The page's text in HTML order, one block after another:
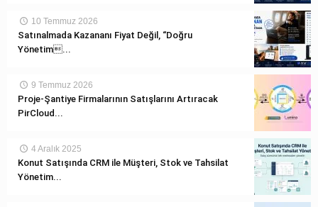
10 Temmuz 2026
Satınalmada Kazananı Fiyat Değil, “Doğru
Yönetim...
9 Temmuz 2026
Proje-Şantiye Firmalarının Satışlarını Artıracak
PirCloud...
4 Aralık 2025
Konut Satışında CRM ile Müşteri, Stok ve Tahsilat
Yönetim...